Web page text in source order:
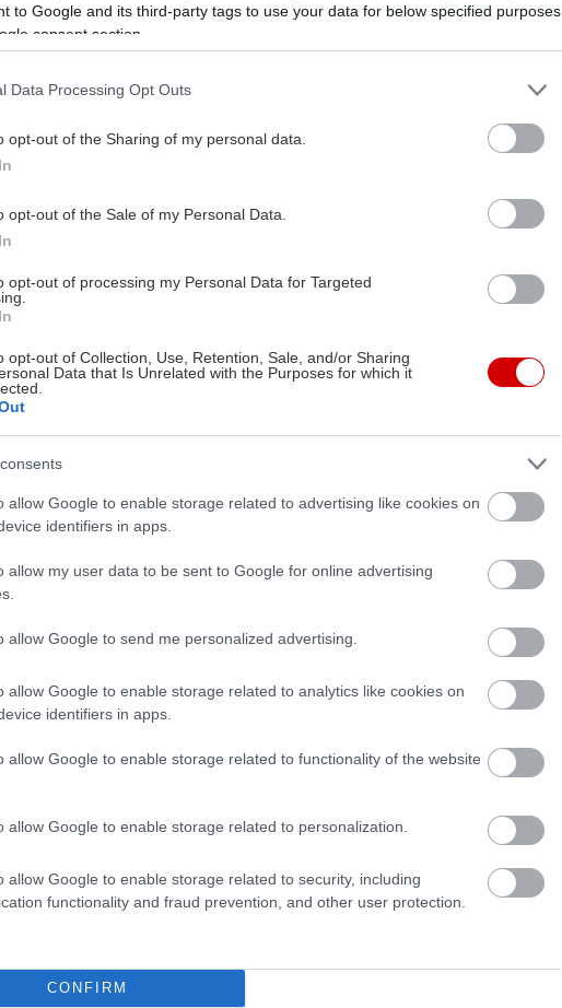
to Google and its third-party tags to use your data for below specified purposes
consent section.
Data Processing Opt Outs
opt-out of the Sharing of my personal data.
opt-out of the Sale of my Personal Data.
opt-out of processing my Personal Data for Targeted
opt-out of Collection, Use, Retention, Sale, and/or Sharing
Data that Is Unrelated with the Purposes for which it
allow Google to enable storage related to advertising like cookies on
identifiers in apps.
allow my user data to be sent to Google for online advertising
allow Google to send me personalized advertising.
allow Google to enable storage related to analytics like cookies on
identifiers in apps.
allow Google to enable storage related to functionality of the website
allow Google to enable storage related to personalization.
allow Google to enable storage related to security, including
functionality and fraud prevention, and other user protection.
CONFIRM
ο
ένας δικηγόρος που
έναν έγχρωμο άντρα,
λευκή. Δίπλα του, η κόρη
με τα αδέλφια της μέσα σε
η μητέρα τους έχει πεθάνει.
Λι, Χόρτον Φούτε
Ντυβάλ, Τζέημς
Πωλ Φιξ, Ρουθ
Μέρι Μπάντχαμ,
Όβερτον, Ρόζμαρι
Κόλιν Γουίλκοξ
Γουίλιαμ Γουίντομ
Δράμα,
αυτή την εβδομάδα